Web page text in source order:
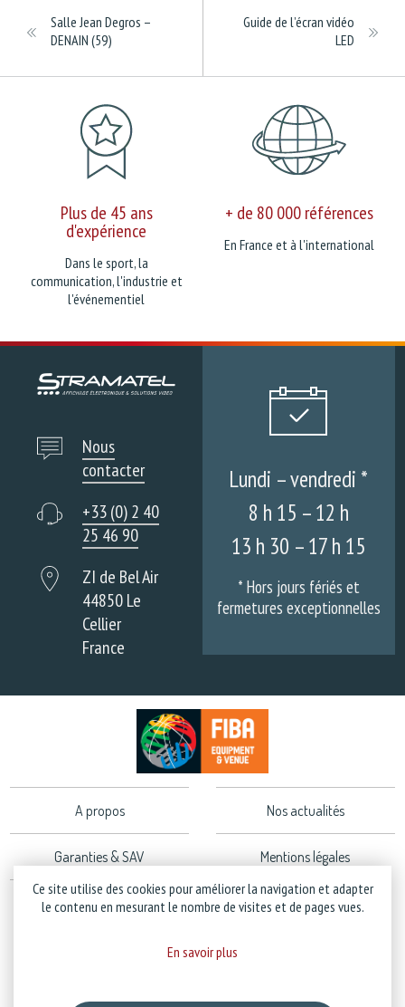
Salle Jean Degros –
DENAIN (59)
Guide de l’écran vidéo
LED
Plus de 45 ans
d'expérience
Dans le sport, la
communication, l'industrie et
l'événementiel
+ de 80 000 références
En France et à l'international
Nous
contacter
+33 (0) 2 40
25 46 90
ZI de Bel Air
44850 Le
Cellier
France
Lundi – vendredi *
8 h 15 – 12 h
13 h 30 – 17 h 15
* Hors jours fériés et
fermetures exceptionnelles
A propos Nos actualités
Garanties & SAV Mentions légales
Politique de confidentialité
Ce site utilise des cookies pour améliorer la navigation et adapter
le contenu en mesurant le nombre de visites et de pages vues.
En savoir plus